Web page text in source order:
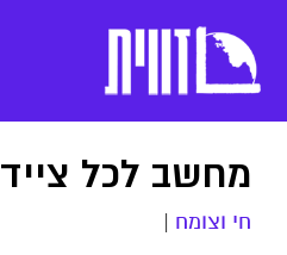
מחשב לכל צייד
חי וצומח |